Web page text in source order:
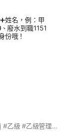
姓名，例：甲
廢水到職1151
份哦！
#虎哥讀書會 #職業安全衛生管理員 #乙員 #乙級 #乙級管理員 #營造業作業主管 #營造甲 #營造乙 #營造丙 #甲業 #乙業 #丙業 #作業主管